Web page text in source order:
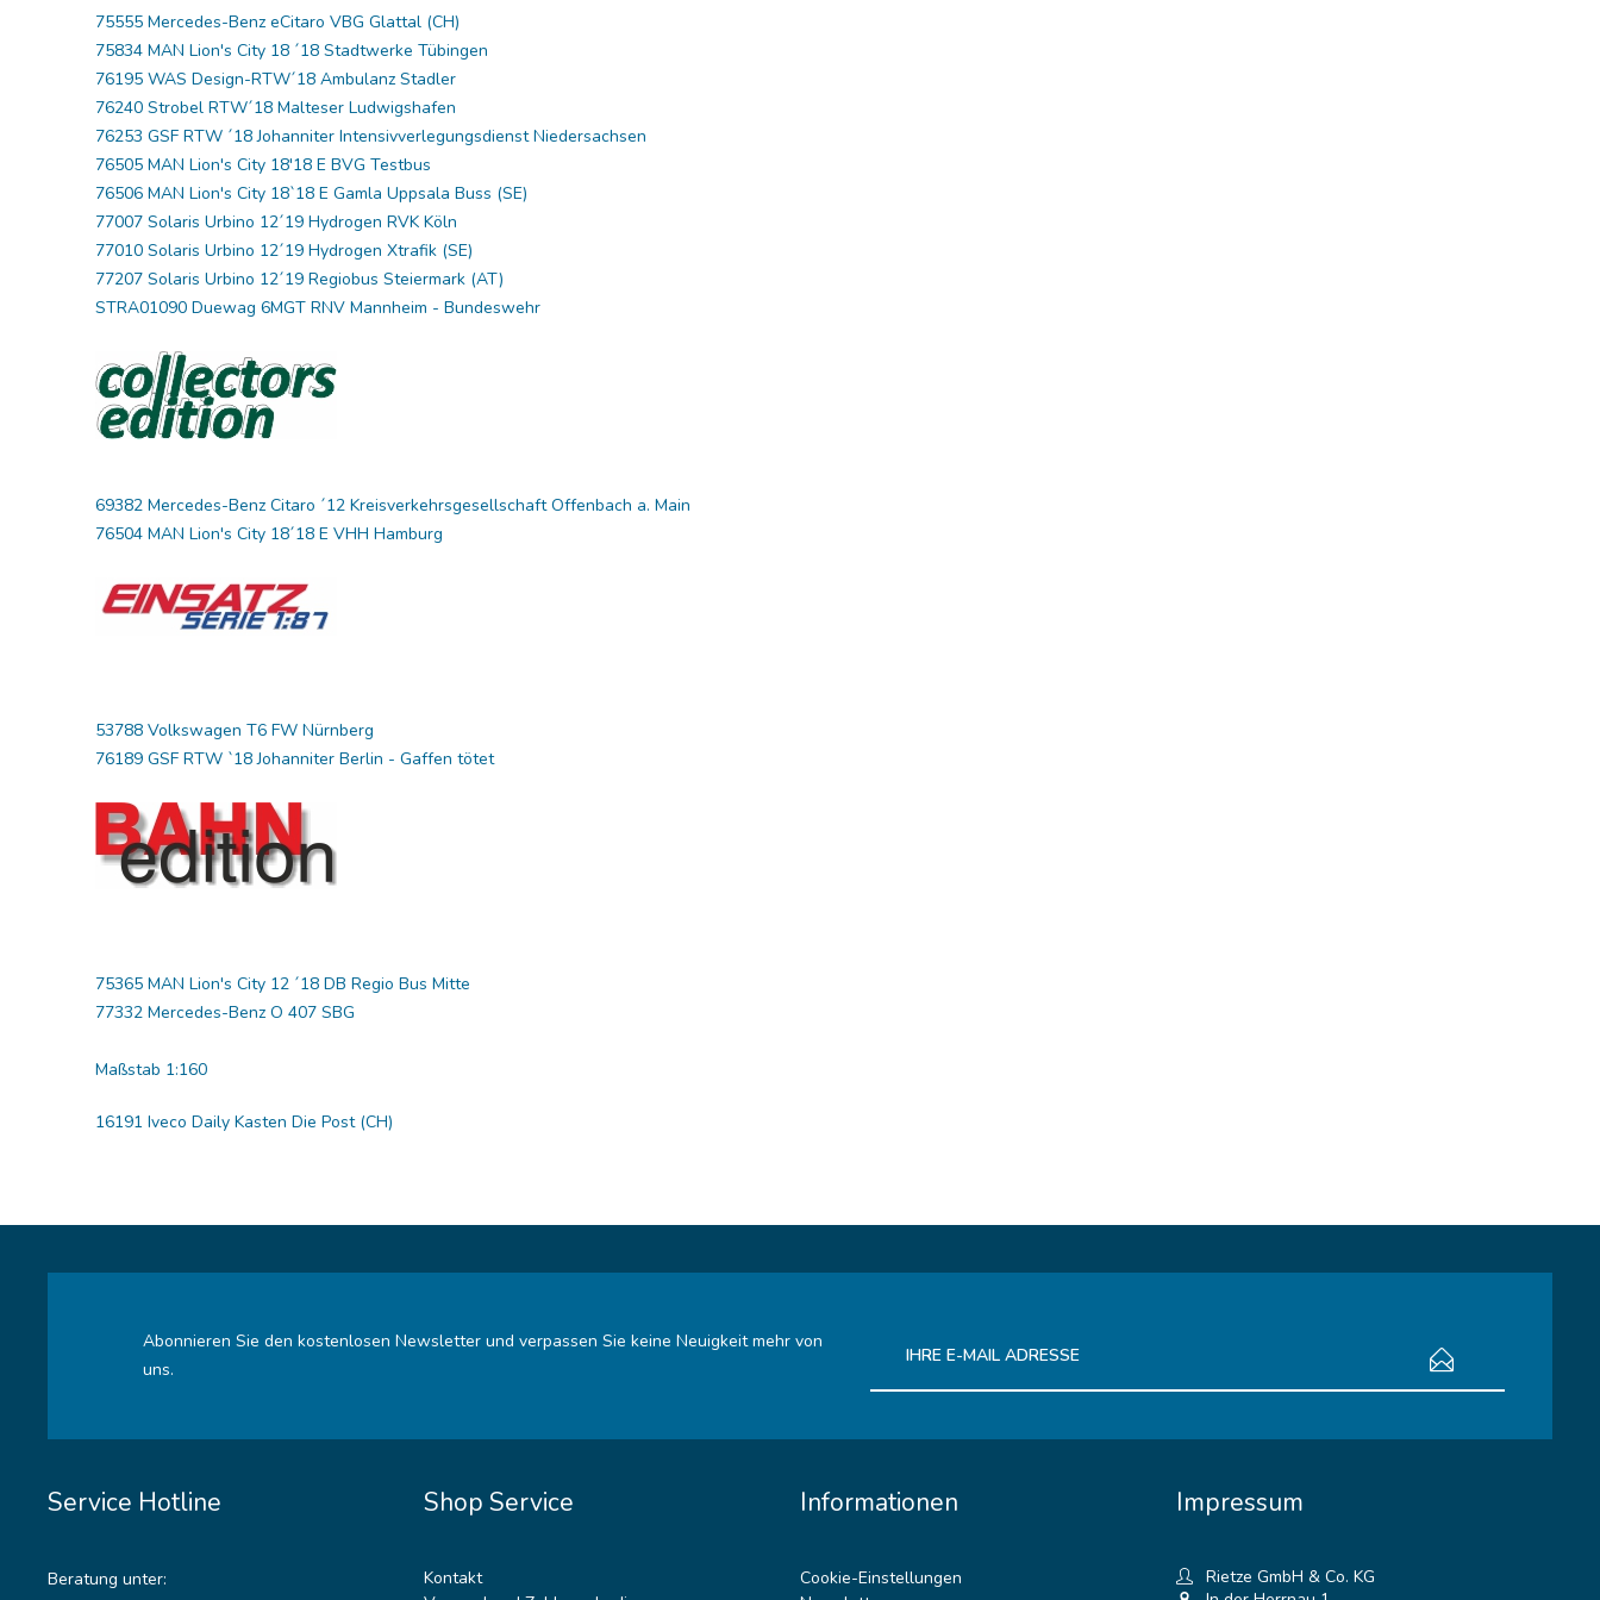
75555 Mercedes-Benz eCitaro VBG Glattal (CH)
75834 MAN Lion's City 18 ´18 Stadtwerke Tübingen
76195 WAS Design-RTW´18 Ambulanz Stadler
76240 Strobel RTW´18 Malteser Ludwigshafen
76253 GSF RTW ´18 Johanniter Intensivverlegungsdienst Niedersachsen
76505 MAN Lion's City 18'18 E BVG Testbus
76506 MAN Lion's City 18`18 E Gamla Uppsala Buss (SE)
77007 Solaris Urbino 12´19 Hydrogen RVK Köln
77010 Solaris Urbino 12´19 Hydrogen Xtrafik (SE)
77207 Solaris Urbino 12´19 Regiobus Steiermark (AT)
STRA01090 Duewag 6MGT RNV Mannheim - Bundeswehr
69382 Mercedes-Benz Citaro ´12 Kreisverkehrsgesellschaft Offenbach a. Main
76504 MAN Lion's City 18´18 E VHH Hamburg
53788 Volkswagen T6 FW Nürnberg
76189 GSF RTW `18 Johanniter Berlin - Gaffen tötet
75365 MAN Lion's City 12 ´18 DB Regio Bus Mitte
77332 Mercedes-Benz O 407 SBG
Maßstab 1:160
16191 Iveco Daily Kasten Die Post (CH)
Abonnieren Sie den kostenlosen Newsletter und verpassen Sie keine Neuigkeit mehr von
uns.
Service Hotline
Beratung unter:
Shop Service
Kontakt
Informationen
Cookie-Einstellungen
Impressum
Rietze GmbH & Co. KG